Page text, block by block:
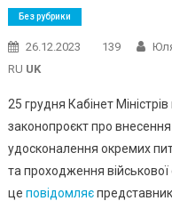
Без рубрики
26.12.2023 139
RU UK
25 грудня Кабінет
законопроєкт про
удосконалення окремих
та проходження
це повідомляє